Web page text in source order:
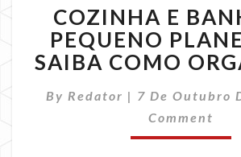
COMO
COZINHA E
PEQUENO
SAIBA COMO
By Redator | 7 De Outubro
Comment